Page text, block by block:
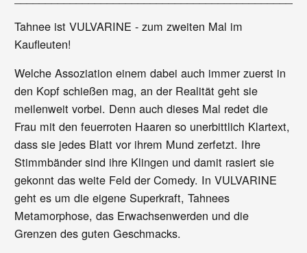
Tahnee ist VULVARINE - zum zweiten Mal im
Kaufleuten!
Welche Assoziation einem dabei auch immer zuerst in
den Kopf schießen mag, an der Realität geht sie
meilenweit vorbei. Denn auch dieses Mal redet die
Frau mit den feuerroten Haaren so unerbittlich Klartext,
dass sie jedes Blatt vor ihrem Mund zerfetzt. Ihre
Stimmbänder sind ihre Klingen und damit rasiert sie
gekonnt das weite Feld der Comedy. In VULVARINE
geht es um die eigene Superkraft, Tahnees
Metamorphose, das Erwachsenwerden und die
Grenzen des guten Geschmacks.